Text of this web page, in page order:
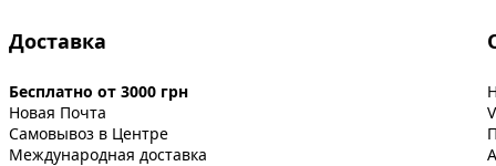
Доставка
Бесплатно от 3000 грн
Новая Почта
Самовывоз в Центре
Международная доставка